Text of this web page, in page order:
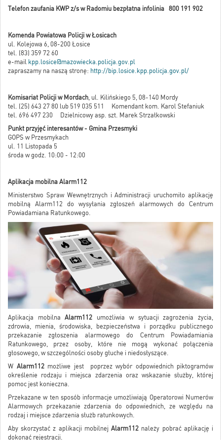
Telefon zaufania KWP z/s w Radomiu bezpłatna infolinia 800 191 902
Komenda Powiatowa Policji w Łosicach
ul. Kolejowa 6, 08-200 Łosice
tel. (83) 359 72 60
e-mail kpp.losice@mazowiecka.policja.gov.pl
zapraszamy na naszą stronę: http://bip.losice.kpp.policja.gov.pl/
Komisariat Policji w Mordach, ul. Kilińskiego 5, 08-140 Mordy
tel. (25) 643 27 80 lub 519 035 511 Komendant kom. Karol Stefaniuk
tel. 696 497 230 Dzielnicowy asp. szt. Marek Strzałkowski
Punkt przyjęć interesantów - Gmina Przesmyki
GOPS w Przesmykach
ul. 11 Listopada 5
środa w godz. 10:00 - 12:00
Aplikacja mobilna Alarm112
Ministerstwo Spraw Wewnętrznych i Administracji uruchomiło aplikację
mobilną Alarm112 do wysyłania zgłoszeń alarmowych do Centrum
Powiadamiana Ratunkowego.
Aplikacja mobilnaAlarm112 umożliwia w sytuacji zagrożenia życia,
zdrowia, mienia, środowiska, bezpieczeństwa i porządku publicznego
przekazanie zgłoszenia alarmowego do Centrum Powiadamiania
Ratunkowego, przez osoby, które nie mogą wykonać połączenia
głosowego, w szczególności osoby głuche i niedosłyszące.
W Alarm112możliwe jest poprzez wybór odpowiednich piktogramów
określenie rodzaju i miejsca zdarzenia oraz wskazanie służby, której
pomoc jest konieczna.
Przekazane w ten sposób informacje umożliwiają Operatorowi Numerów
Alarmowych przekazanie zdarzenia do odpowiednich, ze względu na
rodzaj i miejsce zdarzenia służb ratunkowych.
Aby skorzystać z aplikacji mobilnejAlarm112 należy pobrać aplikację i
dokonać rejestracji.